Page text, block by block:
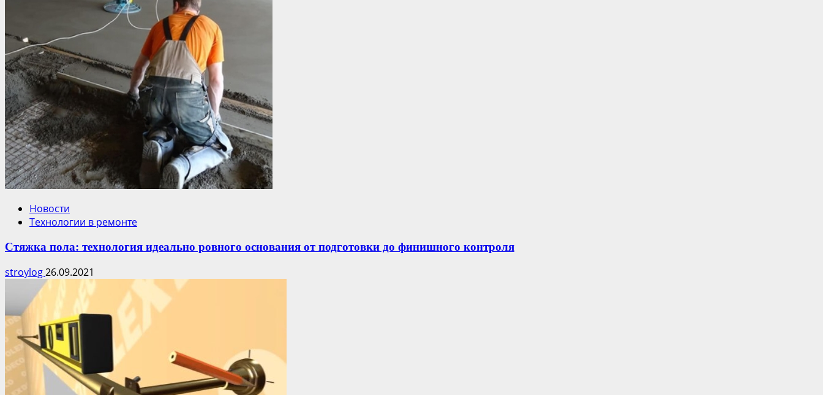
Новости
Технологии в ремонте
Стяжка пола: технология идеально ровного основания от подготовки до финишного контроля
stroylog26.09.2021